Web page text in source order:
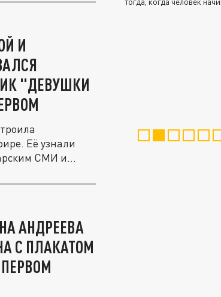
И
"ДЕВУШКИ
Её узнали
СМИ и
АНДРЕЕВА
С ПЛАКАТОМ